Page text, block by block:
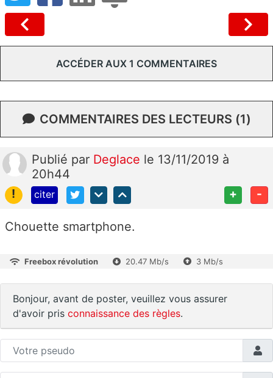
ACCÉDER AUX 1 COMMENTAIRES
COMMENTAIRES DES LECTEURS (1)
Publié par Deglace le 13/11/2019 à
20h44
!
citer + -
Chouette smartphone.
Freebox révolution 20.47 Mb/s 3 Mb/s
Bonjour, avant de poster, veuillez vous assurer
d'avoir pris connaissance des règles.